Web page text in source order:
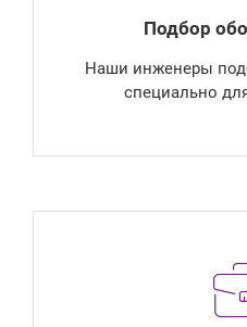
Подбор
Наши инженеры
специально